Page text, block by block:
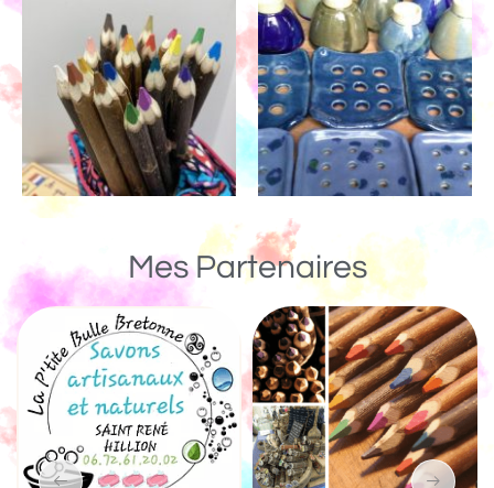
Mes Partenaires